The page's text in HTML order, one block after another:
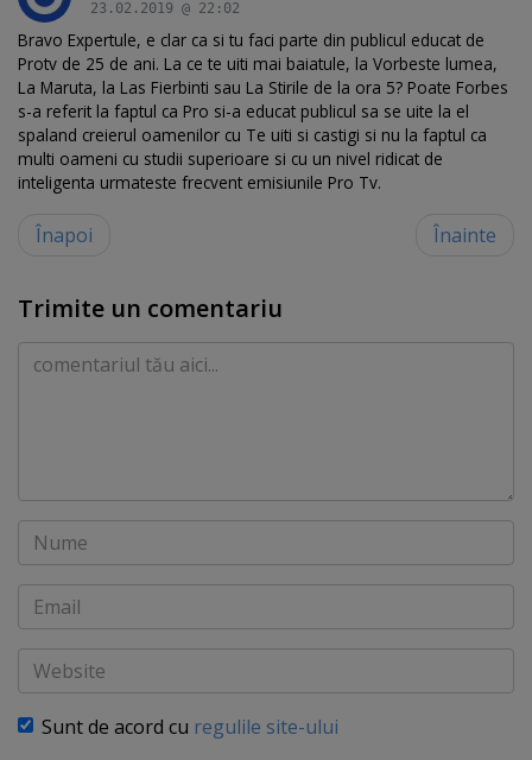
23.02.2019 @ 22:02
Bravo Expertule, e clar ca si tu faci parte din publicul educat de
Protv de 25 de ani. La ce te uiti mai baiatule, la Vorbeste lumea,
La Maruta, la Las Fierbinti sau La Stirile de la ora 5? Poate Forbes
s-a referit la faptul ca Pro si-a educat publicul sa se uite la el
spaland creierul oamenilor cu Te uiti si castigi si nu la faptul ca
multi oameni cu studii superioare si cu un nivel ridicat de
inteligenta urmateste frecvent emisiunile Pro Tv.
Înapoi Înainte
Trimite un comentariu
Comentariu
Nume
Email
Website
Sunt de acord cu regulile site-ului